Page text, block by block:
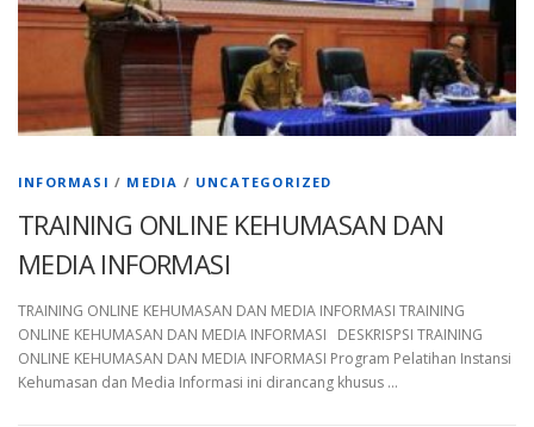
INFORMASI / MEDIA / UNCATEGORIZED
TRAINING ONLINE KEHUMASAN DAN
MEDIA INFORMASI
TRAINING ONLINE KEHUMASAN DAN MEDIA INFORMASI TRAINING
ONLINE KEHUMASAN DAN MEDIA INFORMASI DESKRISPSI TRAINING
ONLINE KEHUMASAN DAN MEDIA INFORMASI Program Pelatihan Instansi
Kehumasan dan Media Informasi ini dirancang khusus …